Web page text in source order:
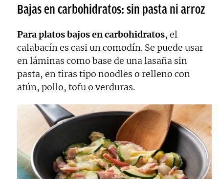
Bajas en carbohidratos: sin pasta ni arroz
Para platos bajos en carbohidratos, el
calabacín es casi un comodín. Se puede usar
en láminas como base de una lasaña sin
pasta, en tiras tipo noodles o relleno con
atún, pollo, tofu o verduras.